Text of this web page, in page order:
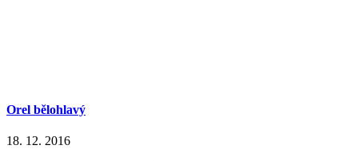
Orel bělohlavý
18. 12. 2016